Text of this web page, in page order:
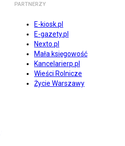
PARTNERZY
E-kiosk.pl
E-gazety.pl
Nexto.pl
Mała księgowość
Kancelarierp.pl
Wieści Rolnicze
Życie Warszawy